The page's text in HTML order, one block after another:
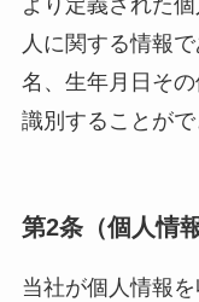
より定義された
人に関する情報
名、生年月日そ
識別することがで
第2条（個人情
当社が個人情報